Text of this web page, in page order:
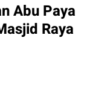
Abu Paya
Raya